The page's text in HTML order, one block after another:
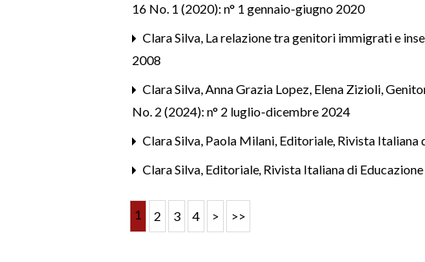
16 No. 1 (2020): n° 1 gennaio-giugno 2020
Clara Silva, La relazione tra genitori immigrati e
2008
Clara Silva, Anna Grazia Lopez, Elena Zizioli,
No. 2 (2024): n° 2 luglio-dicembre 2024
Clara Silva, Paola Milani, Editoriale, Rivista Italiana
Clara Silva, Editoriale, Rivista Italiana di
1 2 3 4 > >>